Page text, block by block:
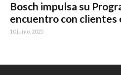
Bosch impulsa su
encuentro con clientes
10 junio, 2025